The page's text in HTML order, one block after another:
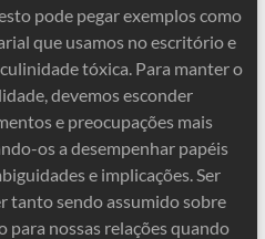
pode pegar exemplos como
que usamos no escritório e
tóxica. Para manter o
devemos esconder
e preocupações mais
os a desempenhar papéis
e implicações. Ser
tanto sendo assumido sobre
para nossas relações quando